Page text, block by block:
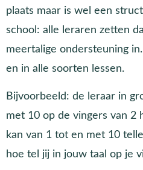
plaats maar is wel een
school: alle leraren zetten
meertalige ondersteuning
en in alle soorten lessen.
Bijvoorbeeld: de leraar in
met 10 op de vingers van 2
kan van 1 tot en met 10
hoe tel jij in jouw taal op je